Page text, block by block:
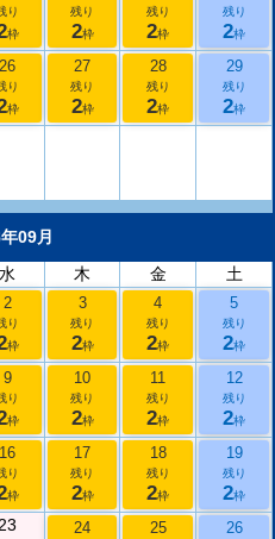
り
枠
残り
2枠
残り
2枠
残り
2枠
26
り
枠
27
残り
2枠
28
残り
2枠
29
残り
2枠
09月
水 木 金 土
2
り
枠
3
残り
2枠
4
残り
2枠
5
残り
2枠
9
り
枠
10
残り
2枠
11
残り
2枠
12
残り
2枠
16
り
枠
17
残り
2枠
18
残り
2枠
19
残り
2枠
24 25 26